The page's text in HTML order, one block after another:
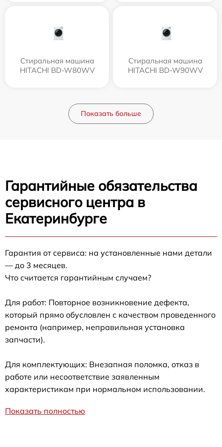
Стиральная машина
HITACHI BD-W80WV
Стиральная машина
HITACHI BD-W90WV
Показать больше
Гарантийные обязательства
сервисного центра в
Екатеринбурге
Гарантия от сервиса: на установленные нами детали
— до 3 месяцев.
Что считается гарантийным случаем?
Для работ: Повторное возникновение дефекта,
который прямо обусловлен с качеством проведенного
ремонта (например, неправильная установка
запчасти).
Для комплектующих: Внезапная поломка, отказ в
работе или несоответствие заявленным
характеристикам при нормальном использовании.
Показать полностью